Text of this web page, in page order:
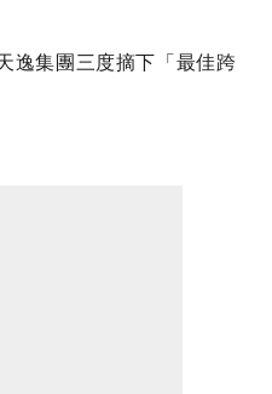
集團三度摘下「最佳跨